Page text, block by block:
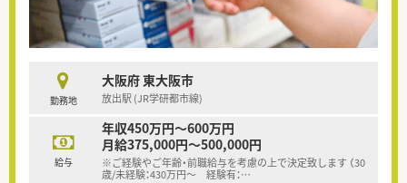
勤務地
大阪府 東大阪市
放出駅 (JR学研都市線)
給与
年収450万円～600万円
月給375,000円～500,000円
※ご経験やご年齢・前職給与を考慮の上で決定致します （30
歳/未経験：430万円～ 経験有：…